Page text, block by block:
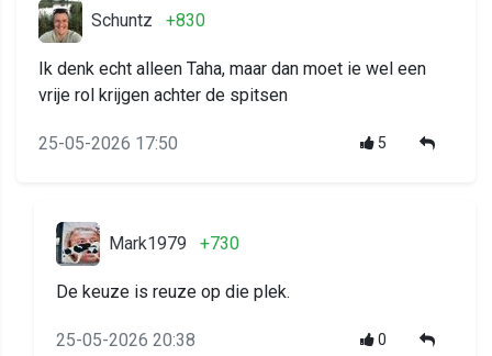
Schuntz +830
Ik denk echt alleen Taha, maar dan moet ie wel een
vrije rol krijgen achter de spitsen
25-05-2026 17:50 5
Mark1979 +730
De keuze is reuze op die plek.
25-05-2026 20:38 0